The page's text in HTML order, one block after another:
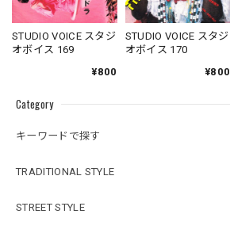
Category
キーワードで探す
TRADITIONAL STYLE
STREET STYLE
STUDIO VOICE スタジ
オボイス 169
¥800
STUDIO VOICE スタジ
オボイス 170
¥800